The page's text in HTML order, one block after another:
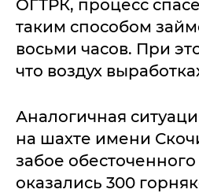
ОГТРК, процесс
таким способом
восьми часов. При
что воздух
Аналогичная
на шахте имени
забое
оказались 300